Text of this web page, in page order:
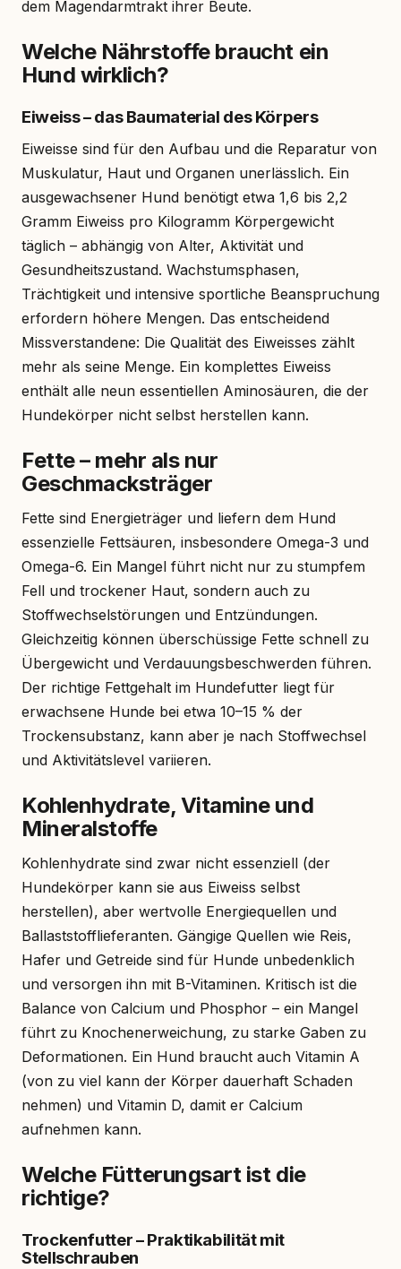
dem Magendarmtrakt ihrer Beute.
Welche Nährstoffe braucht ein
Hund wirklich?
Eiweiss – das Baumaterial des Körpers
Eiweisse sind für den Aufbau und die Reparatur von
Muskulatur, Haut und Organen unerlässlich. Ein
ausgewachsener Hund benötigt etwa 1,6 bis 2,2
Gramm Eiweiss pro Kilogramm Körpergewicht
täglich – abhängig von Alter, Aktivität und
Gesundheitszustand. Wachstumsphasen,
Trächtigkeit und intensive sportliche Beanspruchung
erfordern höhere Mengen. Das entscheidend
Missverstandene: Die Qualität des Eiweisses zählt
mehr als seine Menge. Ein komplettes Eiweiss
enthält alle neun essentiellen Aminosäuren, die der
Hundekörper nicht selbst herstellen kann.
Fette – mehr als nur
Geschmacksträger
Fette sind Energieträger und liefern dem Hund
essenzielle Fettsäuren, insbesondere Omega-3 und
Omega-6. Ein Mangel führt nicht nur zu stumpfem
Fell und trockener Haut, sondern auch zu
Stoffwechselstörungen und Entzündungen.
Gleichzeitig können überschüssige Fette schnell zu
Übergewicht und Verdauungsbeschwerden führen.
Der richtige Fettgehalt im Hundefutter liegt für
erwachsene Hunde bei etwa 10–15 % der
Trockensubstanz, kann aber je nach Stoffwechsel
und Aktivitätslevel variieren.
Kohlenhydrate, Vitamine und
Mineralstoffe
Kohlenhydrate sind zwar nicht essenziell (der
Hundekörper kann sie aus Eiweiss selbst
herstellen), aber wertvolle Energiequellen und
Ballaststofflieferanten. Gängige Quellen wie Reis,
Hafer und Getreide sind für Hunde unbedenklich
und versorgen ihn mit B-Vitaminen. Kritisch ist die
Balance von Calcium und Phosphor – ein Mangel
führt zu Knochenerweichung, zu starke Gaben zu
Deformationen. Ein Hund braucht auch Vitamin A
(von zu viel kann der Körper dauerhaft Schaden
nehmen) und Vitamin D, damit er Calcium
aufnehmen kann.
Welche Fütterungsart ist die
richtige?
Trockenfutter – Praktikabilität mit
Stellschrauben